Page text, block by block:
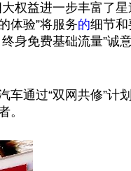
权益进一步丰富了
体验”将服务的细节
身免费基础流量”诚
通过“双网共修”计
。